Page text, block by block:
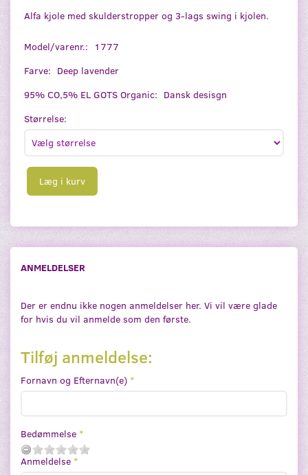
Alfa kjole med skulderstropper og 3-lags swing i kjolen.
Model/varenr.:
1777
Farve: Deep lavender
95% CO,5% EL GOTS Organic: Dansk desisgn
Størrelse:
Læg i kurv
ANMELDELSER
Der er endnu ikke nogen anmeldelser her. Vi vil være glade
for hvis du vil anmelde som den første.
Tilføj anmeldelse:
Fornavn og Efternavn(e)
Bedømmelse
Anmeldelse